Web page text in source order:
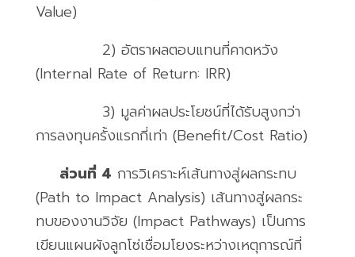
Value)
2) อัตราผลตอบแทนที่คาดหวัง
(Internal Rate of Return: IRR)
3) มูลค่าผลประโยชน์ที่ได้รับสูงกว่า
การลงทุนครั้งแรกกี่เท่า (Benefit/Cost Ratio)
ส่วนที่ 4 การวิเคราะห์เส้นทางสู่ผลกระทบ
(Path to Impact Analysis) เส้นทางสู่ผลกระ
ทบของงานวิจัย (Impact Pathways) เป็นการ
เขียนแผนผังลูกโซ่เชื่อมโยงระหว่างเหตุการณ์ที่